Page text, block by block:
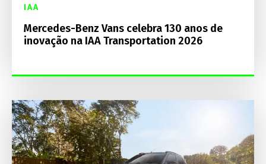
IAA
Mercedes-Benz Vans celebra 130 anos de
inovação na IAA Transportation 2026